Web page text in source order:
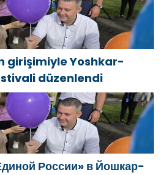
для
модель
трудоустройства
для людей с
инвалидностью
с учётом опыта
регионов
girişimiyle Yoshkar-
düzenlendi
России» в Йошкар-